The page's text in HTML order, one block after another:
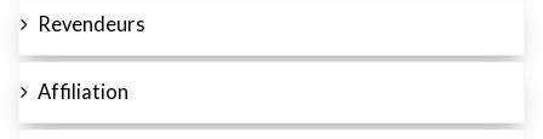
Revendeurs
Affiliation